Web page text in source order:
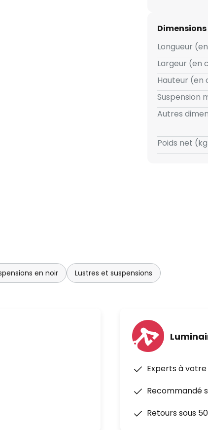
Dimensions
Longueur
Largeur (en
Hauteur (en
Suspension
Autres
Poids net
en noir Lustres et suspensions
Experts à
Recommandé
Retours sous